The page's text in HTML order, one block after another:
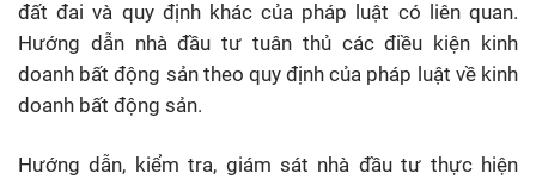
đất đai và quy định khác của pháp luật có liên quan.
Hướng dẫn nhà đầu tư tuân thủ các điều kiện kinh
doanh bất động sản theo quy định của pháp luật về kinh
doanh bất động sản.
Hướng dẫn, kiểm tra, giám sát nhà đầu tư thực hiện